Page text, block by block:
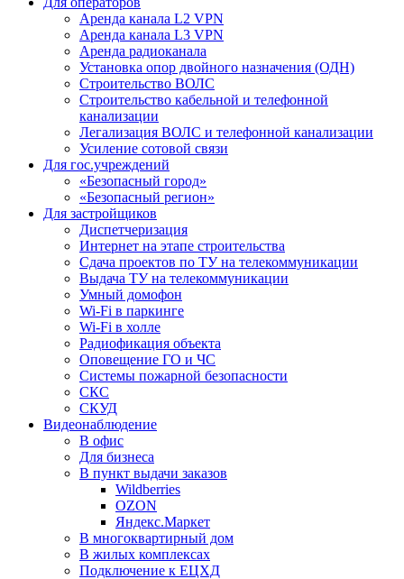
Аренда канала L2 VPN
Аренда канала L3 VPN
Аренда радиоканала
Установка опор двойного назначения (ОДН)
Строительство ВОЛС
Строительство кабельной и телефонной
канализации
Легализация ВОЛС и телефонной канализации
Усиление сотовой связи
Для гос.учреждений
«Безопасный город»
«Безопасный регион»
Для застройщиков
Диспетчеризация
Интернет на этапе строительства
Сдача проектов по ТУ на телекоммуникации
Выдача ТУ на телекоммуникации
Умный домофон
Wi-Fi в паркинге
Wi-Fi в холле
Радиофикация объекта
Оповещение ГО и ЧС
Системы пожарной безопасности
СКС
СКУД
Видеонаблюдение
В офис
Для бизнеса
В пункт выдачи заказов
Wildberries
OZON
Яндекс.Маркет
В многоквартирный дом
В жилых комплексах
Подключение к ЕЦХД